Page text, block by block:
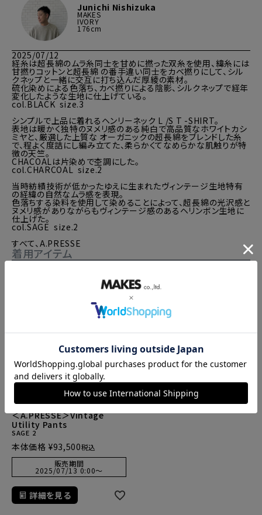
Junichi Nishizuka
MAKES
IVORY
176cm
2025/07/12
経糸は超長綿のムラ糸同士を甘めに撚った双糸を使用、緯糸には
甘撚りコットンと超長綿 の番手違い同士をカベ撚りにして、シル
クネップと一緒に交互に打ち込んだ厚綾の素材。
硫化染めによる色落ち、カベ撚りによる陰影、シルクネップで経年
変化したような生地に仕上げている。
col.BLACK  size.3
シンプルで上品に着れるヘンリーネック L /S T -SHIRT。
表地は暖かく独特のヌメリ感のある純白で高品質なホワイトカシ
ミヤと、厳選した上質な オーガニックの超長綿をブレンドした糸
で、程よく度詰にし編み立てた、柔らかくてなめらかな肌触りが特
徴の天竺。
CHACOALは片染めで杢調にした。
col.CHARCOAL  size.2
当時紡績技術が低かったゆえに生まれたヴィンテージ生地特有
の経緯の自然なムラ感を表現。
色落ちする染料を使用して染めることによって、超長綿の光沢感と
ヌメリ感がありながらもヴィンテージ感のあるヘリンボン生地に
仕上げた。
col.SAGE  size.2
すべて、A.PRESSE
着用アイテム
A.PRESSE ／ ア プレッセ
＜A.PRESSE＞Vintage
Utility Pants
SAGE 2
本体価格 ¥93,500税込
販売期間
2025/07/13 0:00〜
詳細を見る